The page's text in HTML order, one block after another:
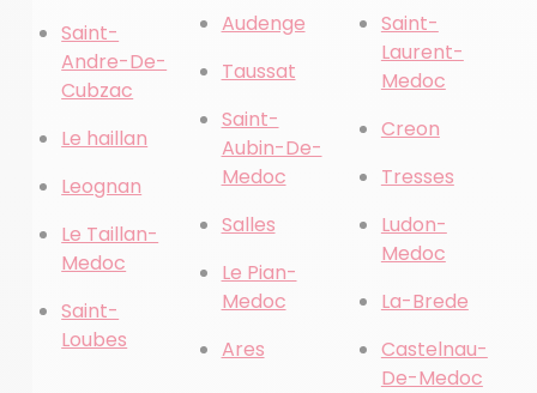
Saint-
Andre-De-
Cubzac
Le haillan
Leognan
Le Taillan-
Medoc
Saint-
Loubes
Audenge
Taussat
Saint-
Aubin-De-
Medoc
Salles
Le Pian-
Medoc
Ares
Saint-
Laurent-
Medoc
Creon
Tresses
Ludon-
Medoc
La-Brede
Castelnau-
De-Medoc